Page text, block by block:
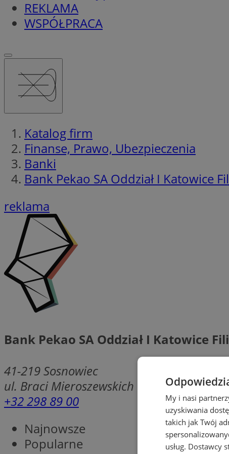
REKLAMA
WSPÓŁPRACA
Katalog firm
Finanse, Prawo, Ubezpieczenia
Banki
Bank Pekao SA Oddział I Katowice
reklama
Bank Pekao SA Oddział I Katowice
41-219Sosnowiec
ul. Braci Mieroszewskich 120
+32 298 89 00
Najnowsze
Popularne
My i nasi
uzyskiwania
takich jak Twój
usług. Dostawcy